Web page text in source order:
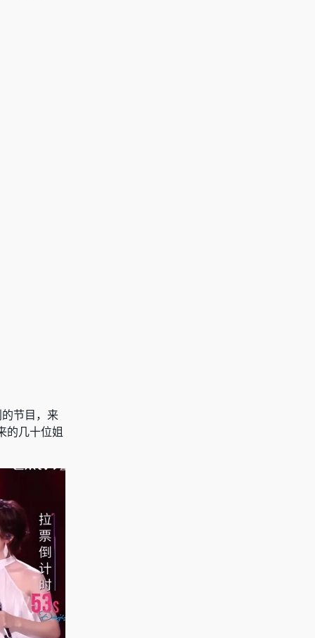
节目，来
的几十位姐